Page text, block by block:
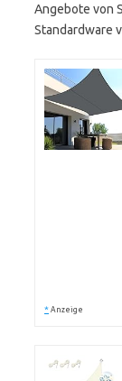
Angebote von
Standardware
* Anzeige